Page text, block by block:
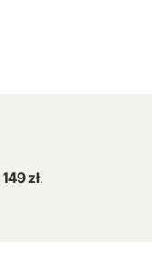
149 zł.